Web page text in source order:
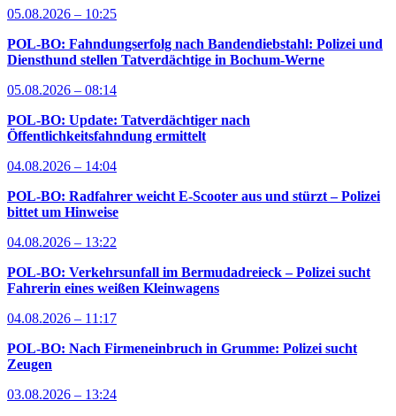
05.08.2026 – 10:25
POL-BO: Fahndungserfolg nach Bandendiebstahl: Polizei und
Diensthund stellen Tatverdächtige in Bochum-Werne
05.08.2026 – 08:14
POL-BO: Update: Tatverdächtiger nach
Öffentlichkeitsfahndung ermittelt
04.08.2026 – 14:04
POL-BO: Radfahrer weicht E-Scooter aus und stürzt – Polizei
bittet um Hinweise
04.08.2026 – 13:22
POL-BO: Verkehrsunfall im Bermudadreieck – Polizei sucht
Fahrerin eines weißen Kleinwagens
04.08.2026 – 11:17
POL-BO: Nach Firmeneinbruch in Grumme: Polizei sucht
Zeugen
03.08.2026 – 13:24